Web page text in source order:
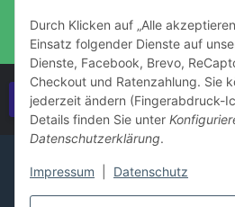
Durch Klicken auf „Alle
Einsatz folgender Dienste auf
Dienste, Facebook, Brevo,
Checkout und Ratenzahlung. Sie
jederzeit ändern (Fingerabdruck-
Details finden Sie unter
Datenschutzerklärung.
Impressum Datenschutz
Vertrag widerrufen